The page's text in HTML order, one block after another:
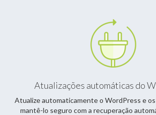
Atualizações automáticas do
Atualize automaticamente o WordPress e
mantê-lo seguro com a recuperação